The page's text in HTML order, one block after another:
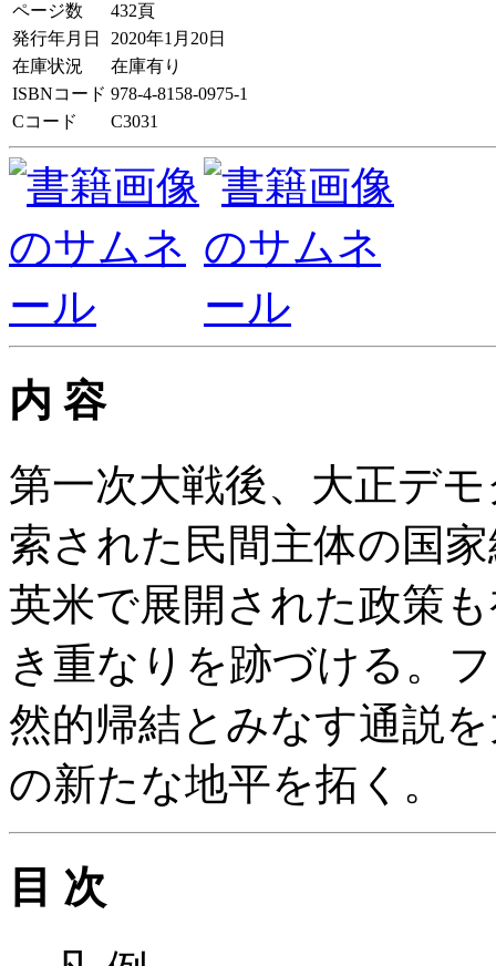
ページ数
432頁
発行年月日
2020年1月20日
在庫状況
在庫有り
ISBNコード 978-4-8158-0975-1
Cコード
C3031
内 容
第一次大戦後、大正デ
索された民間主体の国
英米で展開された政策
き重なりを跡づける。
然的帰結とみなす通説
の新たな地平を拓く。
目 次